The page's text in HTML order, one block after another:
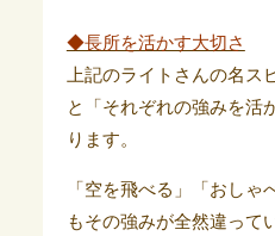
◆長所を活かす大切さ
上記のライトさんの名ス
と「それぞれの強みを活
ります。
「空を飛べる」「おし
もその強みが全然違って